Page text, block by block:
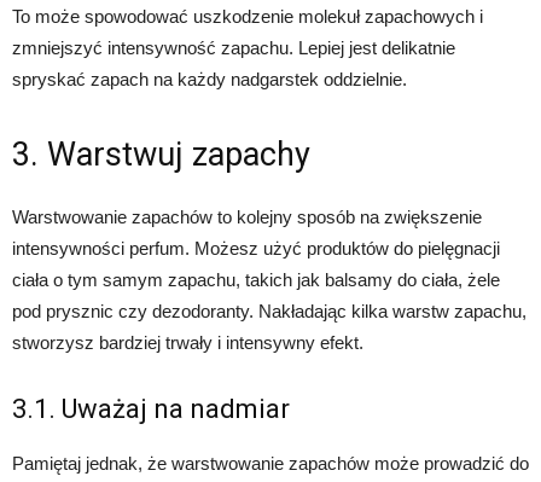
To może spowodować uszkodzenie molekuł zapachowych i
zmniejszyć intensywność zapachu. Lepiej jest delikatnie
spryskać zapach na każdy nadgarstek oddzielnie.
3. Warstwuj zapachy
Warstwowanie zapachów to kolejny sposób na zwiększenie
intensywności perfum. Możesz użyć produktów do pielęgnacji
ciała o tym samym zapachu, takich jak balsamy do ciała, żele
pod prysznic czy dezodoranty. Nakładając kilka warstw zapachu,
stworzysz bardziej trwały i intensywny efekt.
3.1. Uważaj na nadmiar
Pamiętaj jednak, że warstwowanie zapachów może prowadzić do